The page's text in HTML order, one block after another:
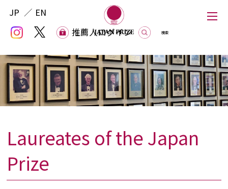
JP
EN
推薦人ログイン
推薦人ログイン
Japan Prize
Laureates of the Japan
Prize